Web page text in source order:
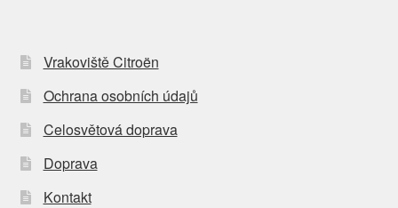
Vrakoviště Citroën
Ochrana osobních údajů
Celosvětová doprava
Doprava
Kontakt